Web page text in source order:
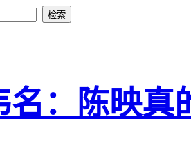
名：陈映